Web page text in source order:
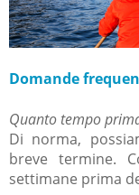
Domande
Quanto tempo
Di norma,
breve termine.
settimane prima